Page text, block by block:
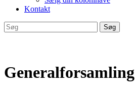
Kontakt
Søg
Generalforsamling